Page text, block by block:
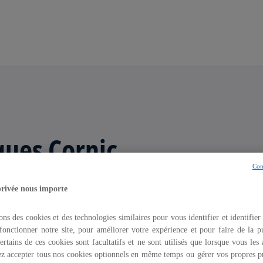
Cornic
Global Account Leader & Global FS
nous importe
des cookies et des technologies similaires pour vous identifier et identifier
notre site, pour améliorer votre expérience et pour faire de la
de ces cookies sont facultatifs et ne sont utilisés que lorsque vous les
accepter tous nos cookies optionnels en même temps ou gérer vos propres